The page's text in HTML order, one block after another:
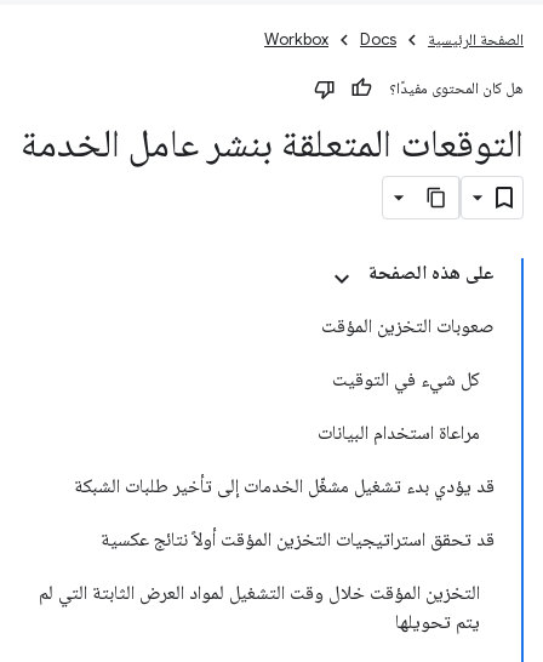
الصفحة الرئيسية Docs
Workbox
هل كان المحتوى مفيدًا؟
التوقعات المتعلقة بنشر عامل الخدمة
على هذه الصفحة
صعوبات التخزين المؤقت
كل شيء في التوقيت
مراعاة استخدام البيانات
قد يؤدي بدء تشغيل مشغّل الخدمات إلى تأخير طلبات الشبكة
قد تحقق استراتيجيات التخزين المؤقت أولاً نتائج عكسية
التخزين المؤقت خلال وقت التشغيل لمواد العرض الثابتة التي لم
يتم تحويلها